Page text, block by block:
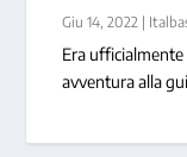
Giu 14, 2022 |
Era
avventura alla